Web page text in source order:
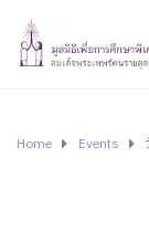
Home Events